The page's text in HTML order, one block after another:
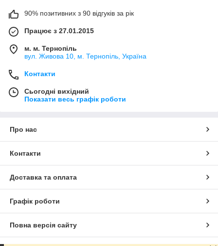
90% позитивних з 90 відгуків за рік
Працює з 27.01.2015
м. м. Тернопіль
вул. Живова 10, м. Тернопіль, Україна
Контакти
Сьогодні вихідний
Показати весь графік роботи
Про нас
Контакти
Доставка та оплата
Графік роботи
Повна версія сайту